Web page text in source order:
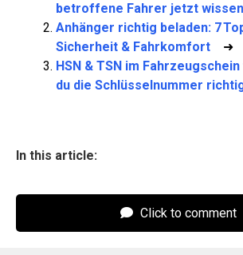
betroffene Fahrer jetzt
Anhänger richtig beladen: 7
Sicherheit & Fahrkomfort ➜
HSN & TSN im
du die Schlüsselnummer
In this article:
Click to comment